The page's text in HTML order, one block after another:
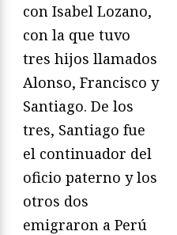
con Isabel Lozano,
con la que tuvo
tres hijos llamados
Alonso, Francisco y
Santiago. De los
tres, Santiago fue
el continuador del
oficio paterno y los
otros dos
emigraron a Perú